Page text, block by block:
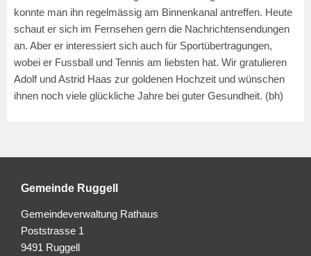
konnte man ihn regelmässig am Binnenkanal antreffen. Heute
schaut er sich im Fernsehen gern die Nachrichtensendungen
an. Aber er interessiert sich auch für Sportübertragungen,
wobei er Fussball und Tennis am liebsten hat. Wir gratulieren
Adolf und Astrid Haas zur goldenen Hochzeit und wünschen
ihnen noch viele glückliche Jahre bei guter Gesundheit. (bh)
Gemeinde Ruggell
Gemeindeverwaltung Rathaus
Poststrasse 1
9491 Ruggell